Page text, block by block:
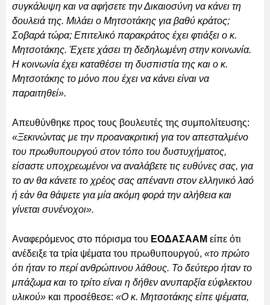
συγκάλυψη και να αφήσετε την Δικαιοσύνη να κάνει τη
δουλειά της. Μιλάει ο Μητσοτάκης για βαθύ κράτος;
Σοβαρά τώρα; Επιτελικό παρακράτος έχει φτιάξει ο κ.
Μητσοτάκης. Έχετε χάσει τη δεδηλωμένη στην κοινωνία.
Η κοινωνία έχει καταθέσει τη δυσπιστία της και ο κ.
Μητσοτάκης το μόνο που έχει να κάνει είναι να
παραιτηθεί».
Απευθύνθηκε προς τους βουλευτές της συμπολίτευσης:
«Ξεκινώντας με την προανακριτική για τον απεσταλμένο
του πρωθυπουργού στον τόπο του δυστυχήματος,
είσαστε υποχρεωμένοι να αναλάβετε τις ευθύνες σας, για
το αν θα κάνετε το χρέος σας απέναντι στον ελληνικό λαό
ή εάν θα θάψετε για μία ακόμη φορά την αλήθεια και
γίνεται συνένοχοι».
Αναφερόμενος στο πόρισμα του ΕΟΔΑΣΑΑΜ είπε ότι
ανέδειξε τα τρία ψέματα του πρωθυπουργού, «το πρώτο
ότι ήταν το περί ανθρώπινου λάθους. Το δεύτερο ήταν το
μπάζωμα και το τρίτο είναι η δήθεν ανυπαρξία εύφλεκτου
υλικού» και προσέθεσε: «Ο κ. Μητσοτάκης είπε ψέματα,